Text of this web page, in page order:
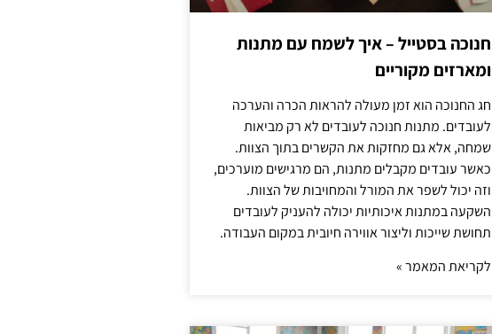
חנוכה בסטייל – איך לשמח עם מתנות
ומארזים מקוריים
חג החנוכה הוא זמן מעולה להראות הכרה והערכה
לעובדים. מתנות חנוכה לעובדים לא רק מביאות
שמחה, אלא גם מחזקות את הקשרים בתוך הצוות.
כאשר עובדים מקבלים מתנות, הם מרגישים מוערכים,
וזה יכול לשפר את המורל והמחויבות של הצוות.
השקעה במתנות איכותיות יכולה להעניק לעובדים
תחושת שייכות וליצור אווירה חיובית במקום העבודה.
לקריאת המאמר »